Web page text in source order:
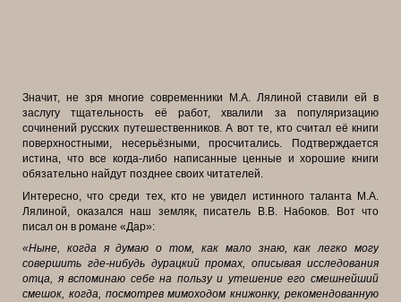
Значит, не зря многие современники М.А. Лялиной ставили ей в
заслугу тщательность её работ, хвалили за популяризацию
сочинений русских путешественников. А вот те, кто считал её книги
поверхностными, несерьёзными, просчитались. Подтверждается
истина, что все когда-либо написанные ценные и хорошие книги
обязательно найдут позднее своих читателей.
Интересно, что среди тех, кто не увидел истинного таланта М.А.
Лялиной, оказался наш земляк, писатель В.В. Набоков. Вот что
писал он в романе «Дар»:
«Ныне, когда я думаю о том, как мало знаю, как легко могу
совершить где-нибудь дурацкий промах, описывая исследования
отца, я вспоминаю себе на пользу и утешение его смешнейший
смешок, когда, посмотрев мимоходом книжонку, рекомендованную